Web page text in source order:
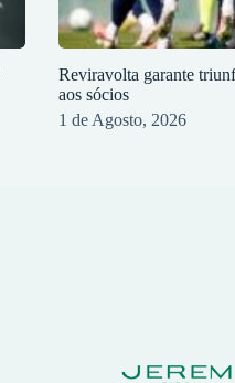
Reviravolta garante
aos sócios
1 de Agosto, 2026